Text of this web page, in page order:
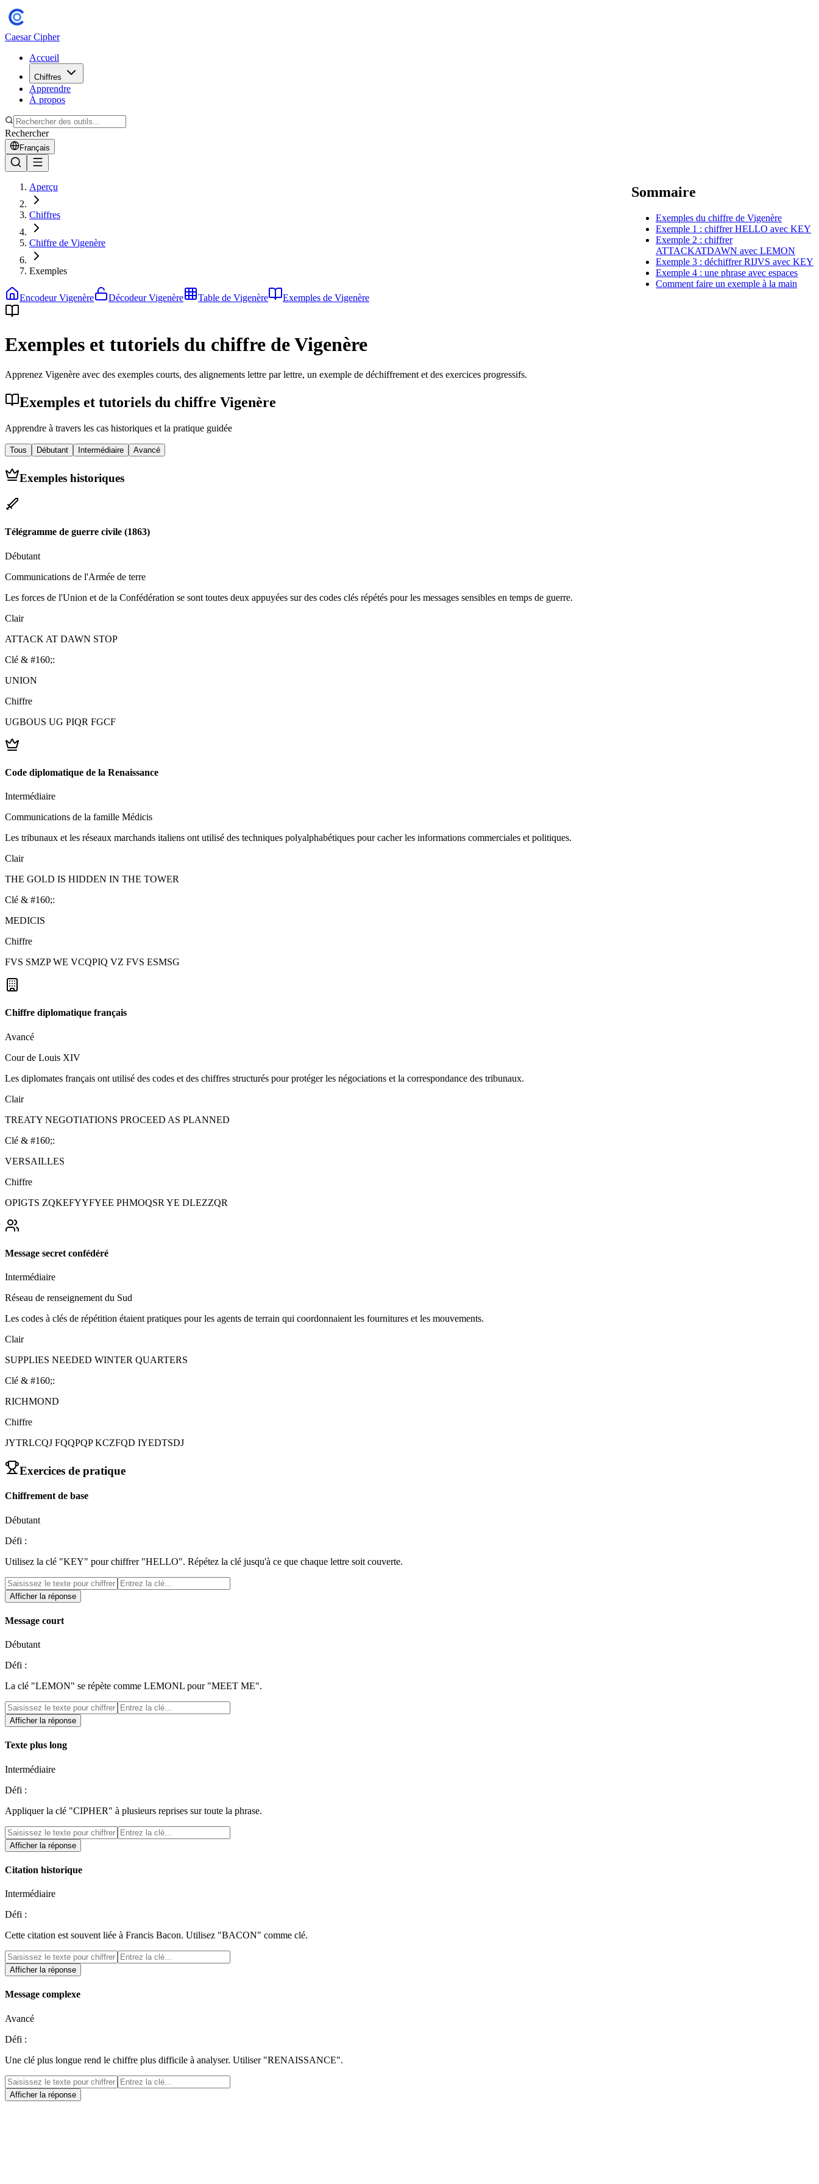
Caesar Cipher
Accueil
Chiffres
Apprendre
À propos
Rechercher
Français
Aperçu
Chiffres
Chiffre de Vigenère
Exemples
Encodeur Vigenère Décodeur Vigenère Table de Vigenère Exemples de Vigenère
Exemples et tutoriels du chiffre de Vigenère
Apprenez Vigenère avec des exemples courts, des alignements lettre par lettre, un exemple de déchiffrement et des exercices progressifs.
Exemples et tutoriels du chiffre Vigenère
Apprendre à travers les cas historiques et la pratique guidée
Tous Débutant Intermédiaire Avancé
Exemples historiques
Télégramme de guerre civile (1863)
Débutant
Communications de l'Armée de terre
Les forces de l'Union et de la Confédération se sont toutes deux appuyées sur des codes clés répétés pour les messages sensibles en temps de guerre.
Clair
ATTACK AT DAWN STOP
Clé & #160;:
UNION
Chiffre
UGBOUS UG PIQR FGCF
Code diplomatique de la Renaissance
Intermédiaire
Communications de la famille Médicis
Les tribunaux et les réseaux marchands italiens ont utilisé des techniques polyalphabétiques pour cacher les informations commerciales et politiques.
Clair
THE GOLD IS HIDDEN IN THE TOWER
Clé & #160;:
MEDICIS
Chiffre
FVS SMZP WE VCQPIQ VZ FVS ESMSG
Chiffre diplomatique français
Avancé
Cour de Louis XIV
Les diplomates français ont utilisé des codes et des chiffres structurés pour protéger les négociations et la correspondance des tribunaux.
Clair
TREATY NEGOTIATIONS PROCEED AS PLANNED
Clé & #160;:
VERSAILLES
Chiffre
OPIGTS ZQKEFYYFYEE PHMOQSR YE DLEZZQR
Message secret confédéré
Intermédiaire
Réseau de renseignement du Sud
Les codes à clés de répétition étaient pratiques pour les agents de terrain qui coordonnaient les fournitures et les mouvements.
Clair
SUPPLIES NEEDED WINTER QUARTERS
Clé & #160;:
RICHMOND
Chiffre
JYTRLCQJ FQQPQP KCZFQD IYEDTSDJ
Exercices de pratique
Chiffrement de base
Débutant
Défi :
Utilisez la clé "KEY" pour chiffrer "HELLO". Répétez la clé jusqu'à ce que chaque lettre soit couverte.
Afficher la réponse
Message court
Débutant
Défi :
La clé "LEMON" se répète comme LEMONL pour "MEET ME".
Afficher la réponse
Texte plus long
Intermédiaire
Défi :
Appliquer la clé "CIPHER" à plusieurs reprises sur toute la phrase.
Afficher la réponse
Citation historique
Intermédiaire
Défi :
Cette citation est souvent liée à Francis Bacon. Utilisez "BACON" comme clé.
Afficher la réponse
Message complexe
Avancé
Défi :
Une clé plus longue rend le chiffre plus difficile à analyser. Utiliser "RENAISSANCE".
Afficher la réponse
Sommaire
Exemples du chiffre de Vigenère
Exemple 1 : chiffrer HELLO avec KEY
Exemple 2 : chiffrer
ATTACKATDAWN avec LEMON
Exemple 3 : déchiffrer RIJVS avec KEY
Exemple 4 : une phrase avec espaces
Comment faire un exemple à la main